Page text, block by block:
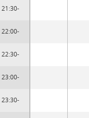
21:30-
22:00-
22:30-
23:00-
23:30-